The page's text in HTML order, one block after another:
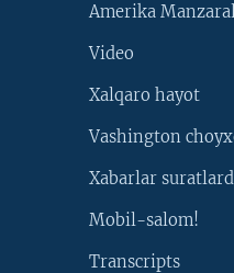
Amerika
Video
Xalqaro hayot
Vashington
Xabarlar
Mobil-salom!
Transcripts